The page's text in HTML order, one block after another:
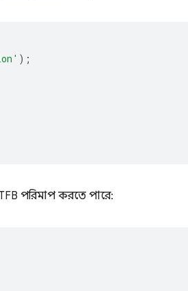
);
পরিমাপ করতে পারে: